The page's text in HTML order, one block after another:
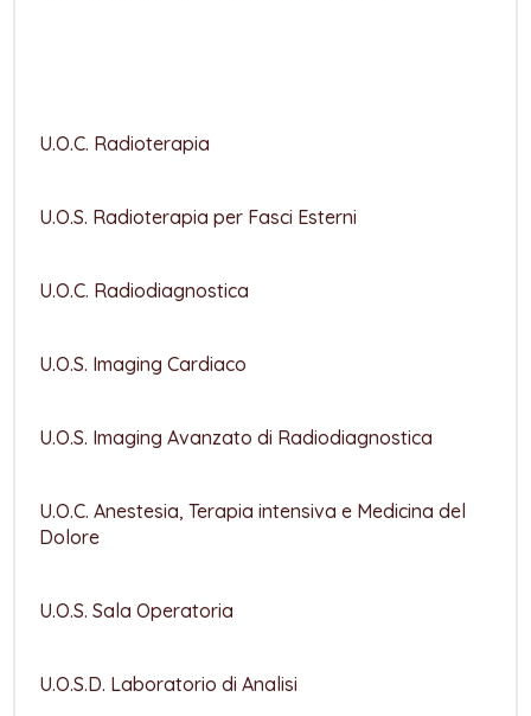
U.O.C. Radioterapia
U.O.S. Radioterapia per Fasci Esterni
U.O.C. Radiodiagnostica
U.O.S. Imaging Cardiaco
U.O.S. Imaging Avanzato di Radiodiagnostica
U.O.C. Anestesia, Terapia intensiva e Medicina del
Dolore
U.O.S. Sala Operatoria
U.O.S.D. Laboratorio di Analisi